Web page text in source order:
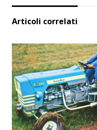
Articoli correlati